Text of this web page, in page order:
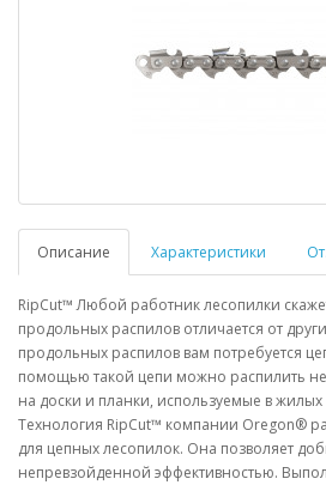
Описание Характеристики
RipCut™ Любой работник лесопилки
продольных распилов отличается от
продольных распилов вам потребуется
помощью такой цепи можно распилить
на доски и планки, используемые в
Технология RipCut™ компании Oregon®
для цепных лесопилок. Она позволяет
непревзойденной эффективностью.